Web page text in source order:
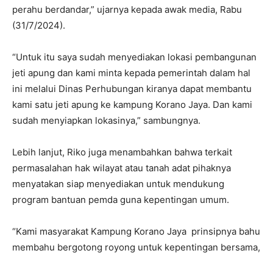
perahu berdandar,” ujarnya kepada awak media, Rabu
(31/7/2024).
“Untuk itu saya sudah menyediakan lokasi pembangunan
jeti apung dan kami minta kepada pemerintah dalam hal
ini melalui Dinas Perhubungan kiranya dapat membantu
kami satu jeti apung ke kampung Korano Jaya. Dan kami
sudah menyiapkan lokasinya,” sambungnya.
Lebih lanjut, Riko juga menambahkan bahwa terkait
permasalahan hak wilayat atau tanah adat pihaknya
menyatakan siap menyediakan untuk mendukung
program bantuan pemda guna kepentingan umum.
“Kami masyarakat Kampung Korano Jaya prinsipnya bahu
membahu bergotong royong untuk kepentingan bersama,